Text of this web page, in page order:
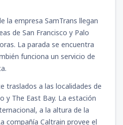
la empresa SamTrans llegan
de San Francisco y Palo
La parada se encuentra
funciona un servicio de
traslados a las localidades de
y The East Bay. La estación
a la altura de la
compañía Caltrain provee el